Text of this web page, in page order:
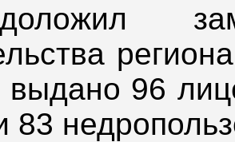
выдано 96
83